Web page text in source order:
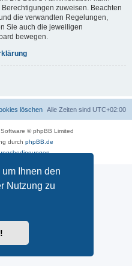
Ihnen den
Nutzung zu
zuweisen. Beachten
die verwandten Regelungen,
Sie auch die jeweiligen
bewegen.
Alle Zeiten sind UTC+02:00
löschen
© phpBB Limited
durch phpBB.de